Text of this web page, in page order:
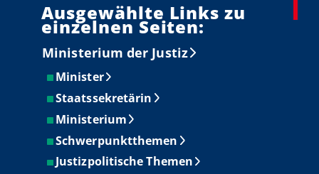
Ausgewählte Links zu
einzelnen Seiten:
Ministerium der Justiz
Minister
Staatssekretärin
Ministerium
Schwerpunktthemen
Justizpolitische Themen